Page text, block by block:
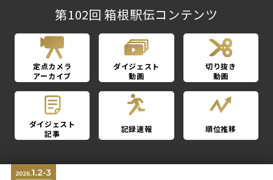
第102回 箱根駅伝コンテンツ
定点カメラ
アーカイブ
ダイジェスト
動画
切り抜き
動画
ダイジェスト
記事
記録速報 順位推移